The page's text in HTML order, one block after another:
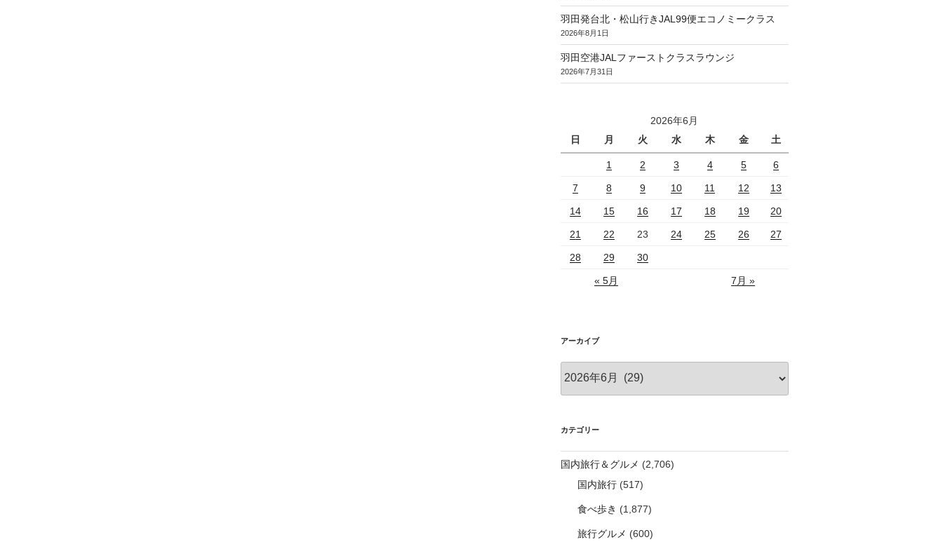
羽田発台北・松山行きJAL99便エコノミークラス
2026年8月1日
羽田空港JALファーストクラスラウンジ
2026年7月31日
2026年6月
日
月 火 水 木 金 土
1 2 3 4 5 6
7 8 9 10 11 12 13
14 15 16 17 18 19 20
21 22 23 24 25 26 27
28 29 30
« 5月 7月 »
アーカイブ
ー
ブ
カテゴリー
国内旅行＆グルメ (2,706)
国内旅行(517)
食べ歩き (1,877)
旅行グルメ (600)